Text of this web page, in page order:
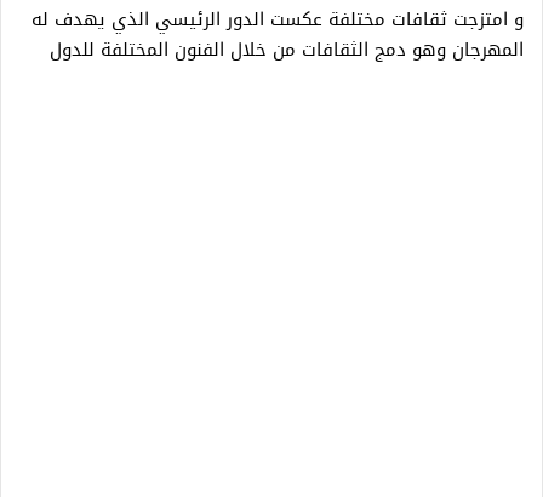
و امتزجت ثقافات مختلفة عكست الدور الرئيسي الذي يهدف له
المهرجان وهو دمج الثقافات من خلال الفنون المختلفة للدول